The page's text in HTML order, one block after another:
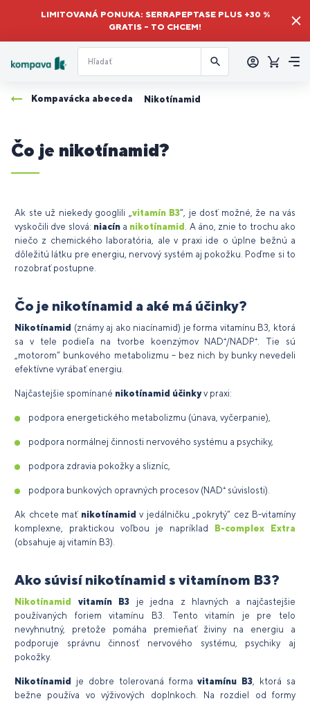
LIMITOVANÁ PONUKA: SERRAPEPTASE PLUS +30 %
GRATIS – TO CHCEM!
sa
Košík
Kompavácka abeceda Nikotínamid
Čo je nikotínamid?
Ak ste už niekedy googlili „vitamín B3“, je dosť možné, že na vás
vyskočili dve slová: niacína nikotínamid . A áno, znie to trochu ako
niečo z chemického laboratória, ale v praxi ide o úplne bežnú a
dôležitú látku pre energiu, nervový systém aj pokožku. Poďme si to
rozobrať postupne.
Čo je nikotínamid a aké má účinky?
Nikotínamid (známy aj ako niacínamid) je forma vitamínu B3, ktorá
sa v tele podieľa na tvorbe koenzýmov NAD⁺/NADP⁺. Tie sú
„motorom“ bunkového metabolizmu – bez nich by bunky nevedeli
efektívne vyrábať energiu.
Najčastejšie spomínané nikotínamid účinkyv praxi:
podpora energetického metabolizmu (únava, vyčerpanie),
podpora normálnej činnosti nervového systému a psychiky,
podpora zdravia pokožky a slizníc,
podpora bunkových opravných procesov (NAD⁺ súvislosti).
Ak chcete mať nikotínamid v jedálničku „pokrytý“ cez B-vitamíny
komplexne, praktickou voľbou je napríklad
B-complex Extra
(obsahuje aj vitamín B3).
Ako súvisí nikotínamid s vitamínom B3?
Nikotínamid vitamín B3 je jedna z hlavných a najčastejšie
používaných foriem vitamínu B3. Tento vitamín je pre telo
nevyhnutný, pretože pomáha premieňať živiny na energiu a
podporuje správnu činnosť nervového systému, psychiky aj
pokožky.
Nikotínamid je dobre tolerovaná formavitamínu B3, ktorá sa
bežne používa vo výživových doplnkoch. Na rozdiel od formy